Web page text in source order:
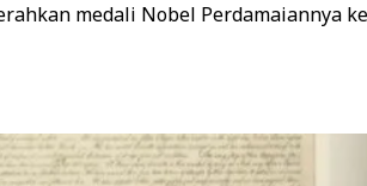
medali Nobel Perdamaiannya